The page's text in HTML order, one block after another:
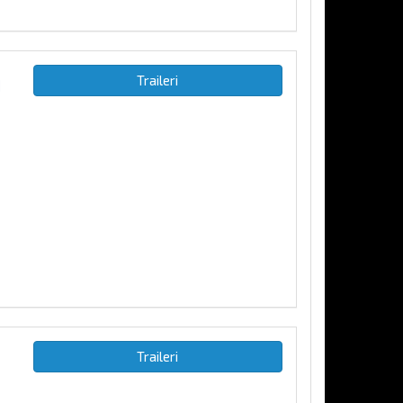
Traileri
Traileri